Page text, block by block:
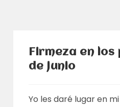
Firmeza en los
de junio
Yo les daré lugar en